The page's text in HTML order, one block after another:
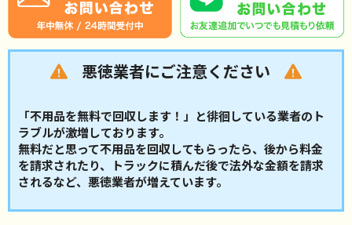
悪徳業者にご注意ください
「不用品を無料で回収します！」と徘徊している業者のト
ラブルが激増しております。
無料だと思って不用品を回収してもらったら、後から料金
を請求されたり、トラックに積んだ後で法外な金額を請求
されるなど、悪徳業者が増えています。